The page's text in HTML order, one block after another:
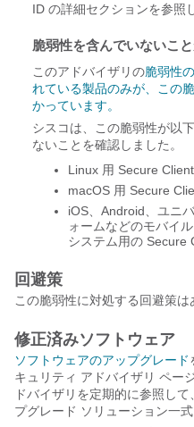
ID の詳細セクションを参照
脆弱性を含んでいないこ
このアドバイザリの脆弱性
れている製品のみが、この
かっています。
シスコは、この脆弱性が以
ないことを確認しました。
Linux 用 Secure Client
macOS 用 Secure
iOS、Android、ユニ
ォームなどのモバイ
システム用の Secure
回避策
この脆弱性に対処する回避策は
修正済みソフトウェア
ソフトウェアのアップグレード
キュリティ アドバイザリ ペー
ドバイザリを定期的に参照し
プグレード ソリューション一